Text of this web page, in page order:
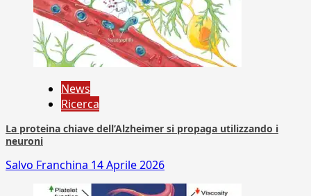
News
Ricerca
La proteina chiave dell’Alzheimer si propaga utilizzando i
neuroni
Salvo Franchina 14 Aprile 2026